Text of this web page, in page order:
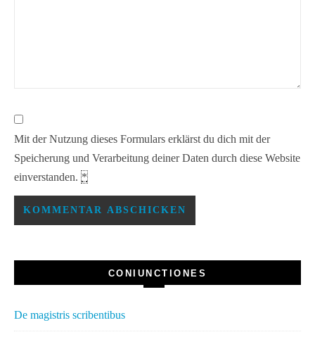
Mit der Nutzung dieses Formulars erklärst du dich mit der
Speicherung und Verarbeitung deiner Daten durch diese Website
einverstanden. *
CONIUNCTIONES
De magistris scribentibus